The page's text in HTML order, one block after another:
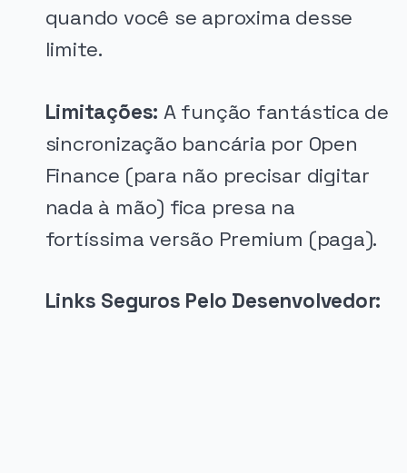
quando você se aproxima desse
limite.
Limitações: A função fantástica de
sincronização bancária por Open
Finance (para não precisar digitar
nada à mão) fica presa na
fortíssima versão Premium (paga).
Links Seguros Pelo Desenvolvedor: